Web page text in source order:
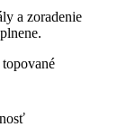
a zoradenie